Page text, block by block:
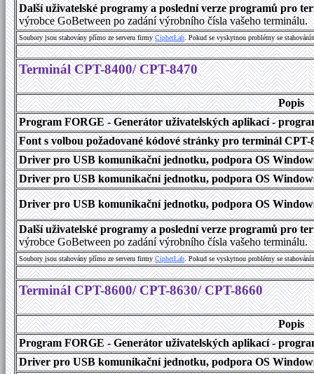
Další uživatelské programy a poslední verze programů pro
výrobce GoBetween po zadání výrobního čísla vašeho terminálu.
Soubory jsou stahovány přímo ze serveru firmyCipherLab. Pokud se vyskytnou problémy se
Terminál CPT-8400/ CPT-8470
Popis
Program FORGE - Generátor uživatelských aplikací -
Font s volbou požadované kódové stránky pro terminál
Driver pro USB komunikační jednotku, podpora OS
Driver pro USB komunikační jednotku, podpora OS
Driver pro USB komunikační jednotku, podpora OS
Další uživatelské programy a poslední verze programů pro
výrobce GoBetween po zadání výrobního čísla vašeho terminálu.
Soubory jsou stahovány přímo ze serveru firmyCipherLab. Pokud se vyskytnou problémy se
Terminál CPT-8600/ CPT-8630/ CPT-8660
Popis
Program FORGE - Generátor uživatelských aplikací -
Driver pro USB komunikační jednotku, podpora OS